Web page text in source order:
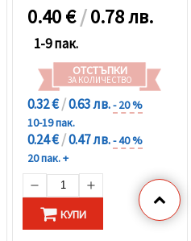
0.40€/0.78 лв.
1-9 пак.
ОТСТЪПКИ
ЗА КОЛИЧЕСТВО
0.32 €/0.63 лв.- 20 %
10-19 пак.
0.24 €/0.47 лв.- 40 %
20 пак. +
КУПИ